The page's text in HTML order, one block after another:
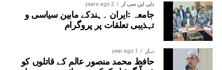
دلی این سی آر 2 years ago
جامعہ :ایران ۔ہندکے مابین سیاسی و
تہذیبی تعلقات پر پروگرام
بہار 1 year ago
حافظ محمد منصور عالم کے قاتلوں کو